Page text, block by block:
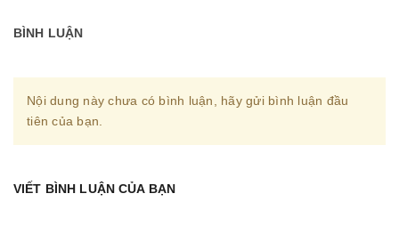
BÌNH LUẬN
Nội dung này chưa có bình luận, hãy gửi bình luận đầu
tiên của bạn.
VIẾT BÌNH LUẬN CỦA BẠN